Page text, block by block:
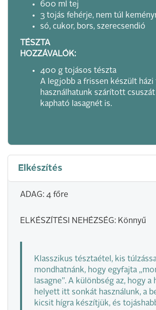
600 ml tej
3 tojás fehérje, nem túl
só, cukor, bors, szerecsendió
TÉSZTA
HOZZÁVALÓK:
400 g tojásos tészta
A legjobb a frissen készült házi
használhatunk szárított
kapható lasagnét is.
Elkészítés
ADAG: 4 főre
ELKÉSZÍTÉSI NEHÉZSÉG: Könnyű
Klasszikus tésztaétel, kis
mondhatnánk, hogy egyfajta
lasagne”. A különbség az, hogy a
helyett itt sonkát használunk, a
kicsit hígra készítjük, és